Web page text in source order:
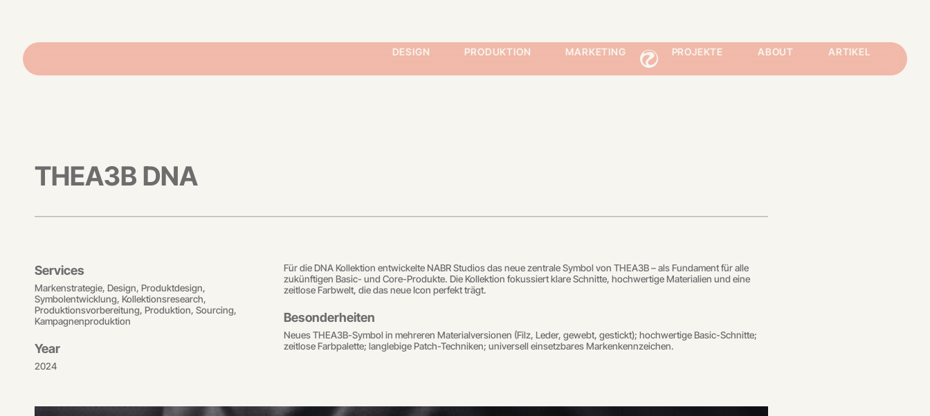
PROJEKTE ABOUT ARTIKEL
DESIGN PRODUKTION MARKETING
THEA3B DNA
Services
Markenstrategie, Design, Produktdesign,
Symbolentwicklung, Kollektionsresearch,
Produktionsvorbereitung, Produktion, Sourcing,
Kampagnenproduktion
Year
2024
Für die DNA Kollektion entwickelte NABR Studios das neue zentrale Symbol von THEA3B – als Fundament für alle
zukünftigen Basic- und Core-Produkte. Die Kollektion fokussiert klare Schnitte, hochwertige Materialien und eine
zeitlose Farbwelt, die das neue Icon perfekt trägt.
Besonderheiten
Neues THEA3B-Symbol in mehreren Materialversionen (Filz, Leder, gewebt, gestickt); hochwertige Basic-Schnitte;
zeitlose Farbpalette; langlebige Patch-Techniken; universell einsetzbares Markenkennzeichen.